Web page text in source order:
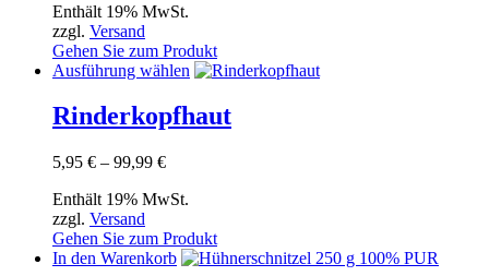
auf
der
gewählt
bis
Enthält 19% MwSt.
zzgl. Versand
Gehen Sie zum Produkt
Ausführung wählen Dieses
weist
mehrere
auf
der
Rinderkopfhaut
5,95 € – 99,99 €Preisspanne:
bis
Enthält 19% MwSt.
zzgl. Versand
Gehen Sie zum Produkt
In den Warenkorb